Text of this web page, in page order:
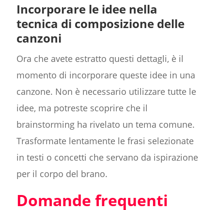
Incorporare le idee nella
tecnica di composizione delle
canzoni
Ora che avete estratto questi dettagli, è il
momento di incorporare queste idee in una
canzone. Non è necessario utilizzare tutte le
idee, ma potreste scoprire che il
brainstorming ha rivelato un tema comune.
Trasformate lentamente le frasi selezionate
in testi o concetti che servano da ispirazione
per il corpo del brano.
Domande frequenti